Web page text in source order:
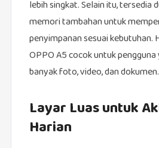
lebih singkat. Selain itu, tersedia
memori tambahan untuk
penyimpanan sesuai kebutuhan.
OPPO A5 cocok untuk
banyak foto, video, dan dokumen.
Layar Luas untuk
Harian